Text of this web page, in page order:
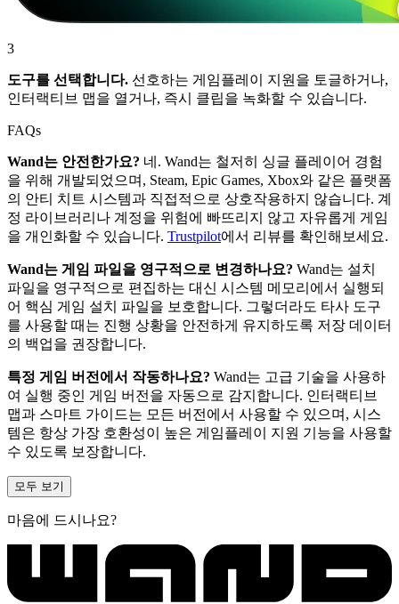
3
도구를 선택합니다. 선호하는 게임플레이 지원을 토글하거나,
인터랙티브 맵을 열거나, 즉시 클립을 녹화할 수 있습니다.
FAQs
Wand는 안전한가요? 네. Wand는 철저히 싱글 플레이어 경험
을 위해 개발되었으며, Steam, Epic Games, Xbox와 같은 플랫폼
의 안티 치트 시스템과 직접적으로 상호작용하지 않습니다. 계
정 라이브러리나 계정을 위험에 빠뜨리지 않고 자유롭게 게임
을 개인화할 수 있습니다. Trustpilot에서 리뷰를 확인해보세요.
Wand는 게임 파일을 영구적으로 변경하나요? Wand는 설치
파일을 영구적으로 편집하는 대신 시스템 메모리에서 실행되
어 핵심 게임 설치 파일을 보호합니다. 그렇더라도 타사 도구
를 사용할 때는 진행 상황을 안전하게 유지하도록 저장 데이터
의 백업을 권장합니다.
특정 게임 버전에서 작동하나요? Wand는 고급 기술을 사용하
여 실행 중인 게임 버전을 자동으로 감지합니다. 인터랙티브
맵과 스마트 가이드는 모든 버전에서 사용할 수 있으며, 시스
템은 항상 가장 호환성이 높은 게임플레이 지원 기능을 사용할
수 있도록 보장합니다.
모두 보기
마음에 드시나요?